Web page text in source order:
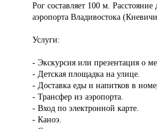
Рог составляет 100 м.
аэропорта Владивостока
Услуги:
- Экскурсия или презентация о
- Детская площадка на улице.
- Доставка еды и напитков в
- Трансфер из аэропорта.
- Вход по электронной карте.
- Каноэ.